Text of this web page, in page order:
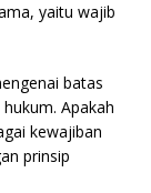
yaitu wajib
batas
Apakah
kewajiban
prinsip